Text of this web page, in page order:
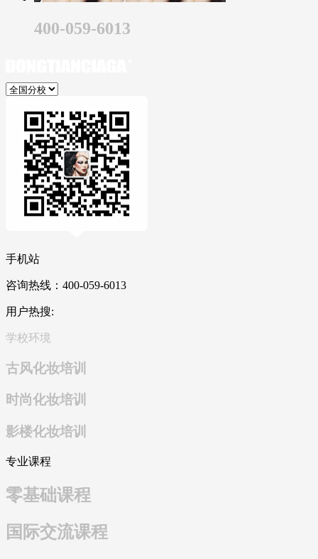
400-059-6013
手机站
咨询热线：400-059-6013
用户热搜:
学校环境
古风化妆培训
时尚化妆培训
影楼化妆培训
专业课程
零基础课程
国际交流课程